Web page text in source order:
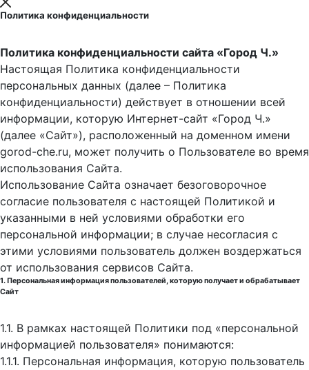
Политика конфиденциальности
Политика конфиденциальности сайта «Город Ч.»
Настоящая Политика конфиденциальности
персональных данных (далее – Политика
конфиденциальности) действует в отношении всей
информации, которую Интернет-сайт «Город Ч.»
(далее «Сайт»), расположенный на доменном имени
gorod-che.ru, может получить о Пользователе во время
использования Cайта.
Использование Сайта означает безоговорочное
согласие пользователя с настоящей Политикой и
указанными в ней условиями обработки его
персональной информации; в случае несогласия с
этими условиями пользователь должен воздержаться
от использования сервисов Сайта.
1. Персональная информация пользователей, которую получает и обрабатывает
Сайт
1.1. В рамках настоящей Политики под «персональной
информацией пользователя» понимаются:
1.1.1. Персональная информация, которую пользователь